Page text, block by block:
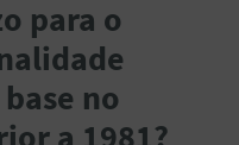
para o
no
a 1981?